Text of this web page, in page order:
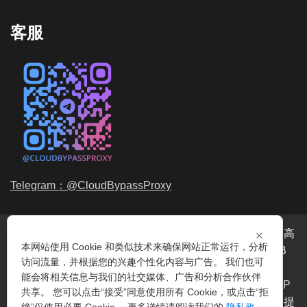
客服
Telegram：@CloudBypassProxy
代理服务提供商，我们提供高
品质、永不过期的动态代理IP池流量包，价格最低2元/GB
起。我们的IP资源包括超过3.5亿的动态住宅IP和机房IP，
覆盖全球200多个国家。支持HTTP代理IP 和 Socks5代理IP
协议，IP可用率超过99%。购买我们的服务即可享受穿云提
×
本网站使用 Cookie 和类似技术来确保网站正常运行，分析
访问流量，并根据您的兴趣个性化内容与广告。 我们也可
能会将相关信息与我们的社交媒体、广告和分析合作伙伴
共享。 您可以点击“接受”同意使用所有 Cookie，或点击“拒